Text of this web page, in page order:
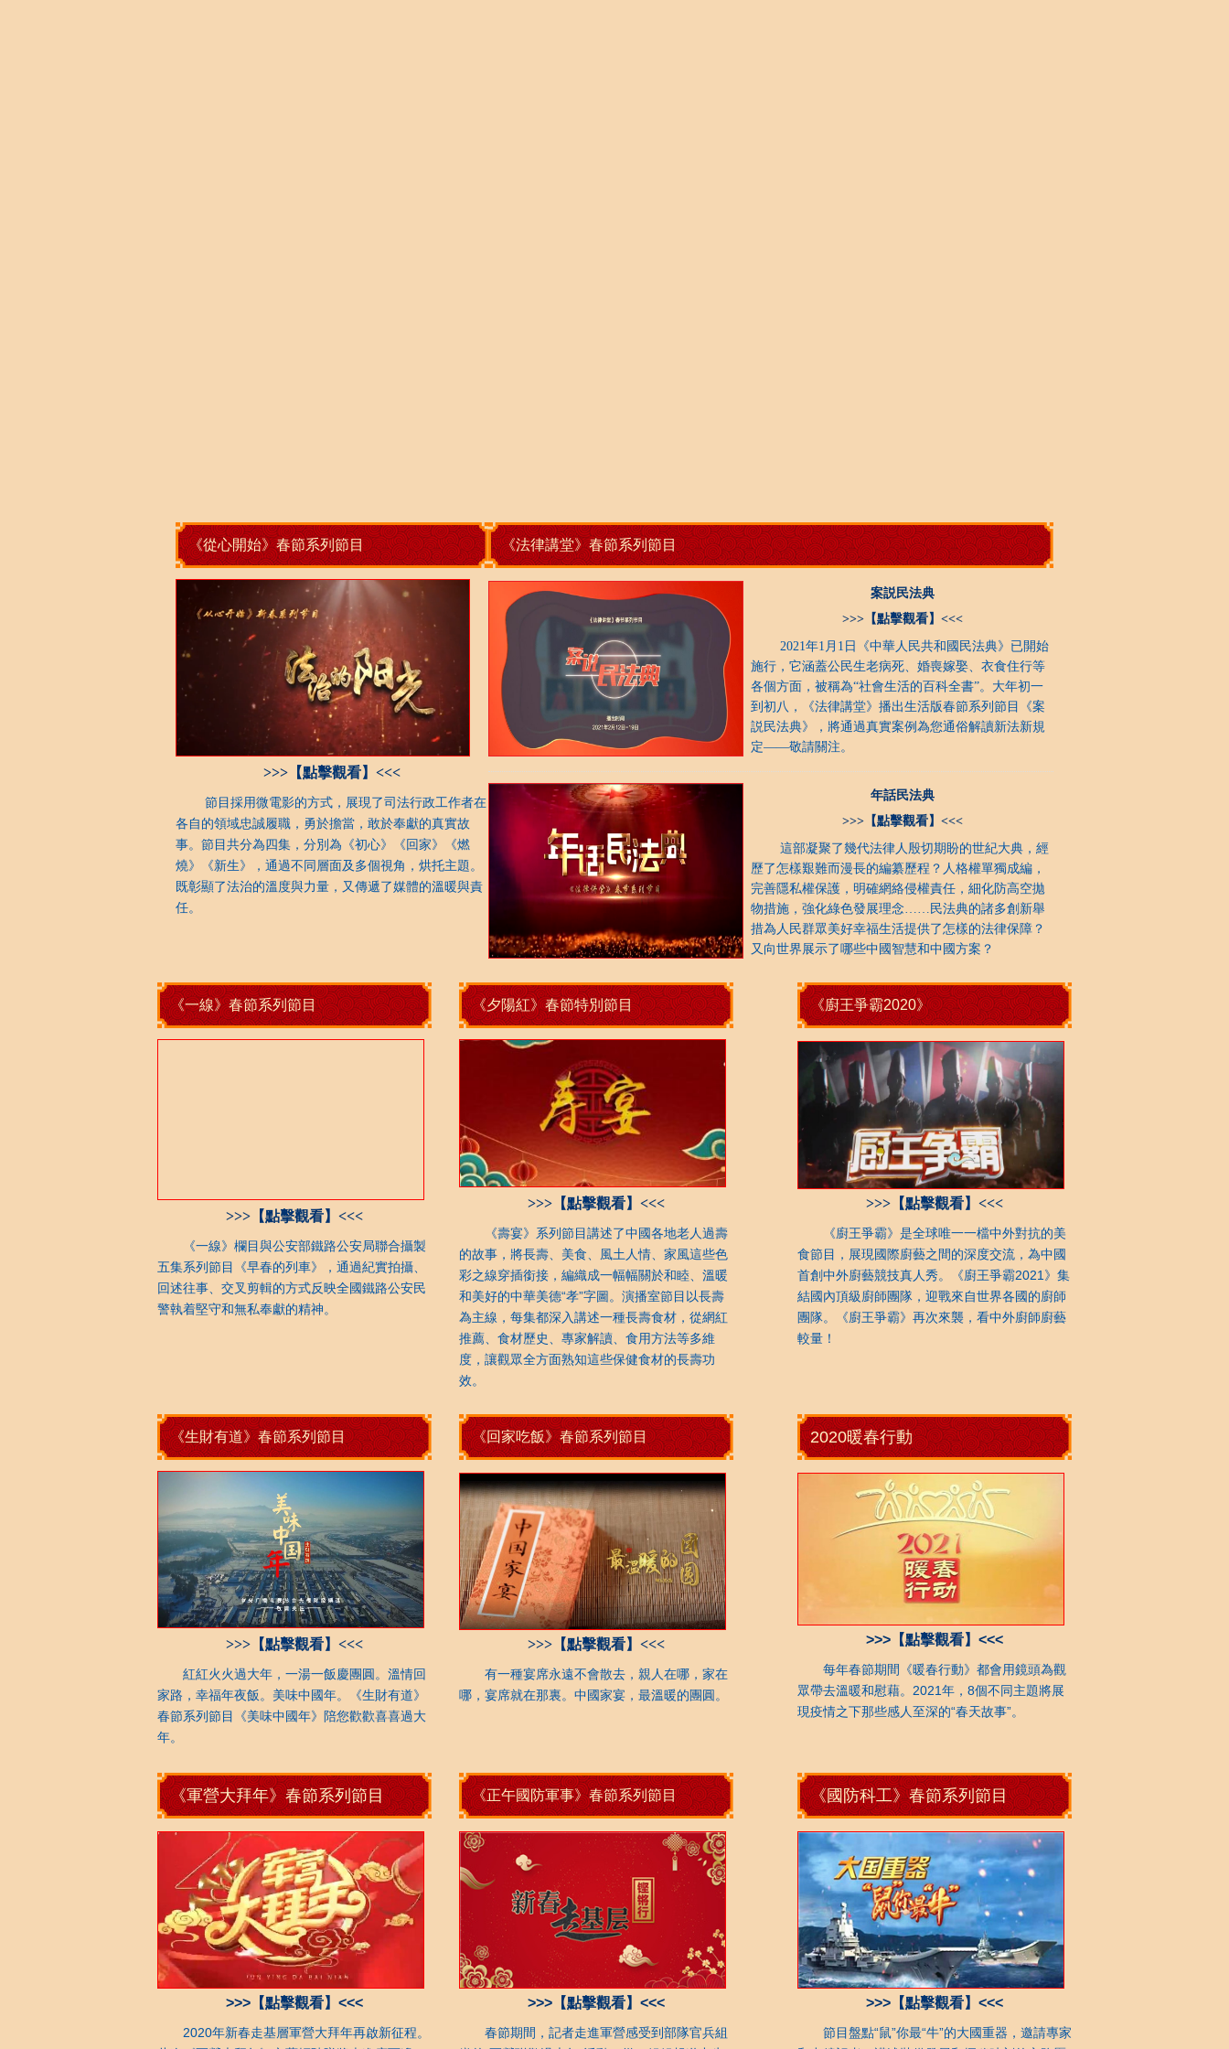
《從心開始》春節系列節目
>>>【點擊觀看】<<<
節目採用微電影的方式，展現了司法行政工作者在
各自的領域忠誠履職，勇於擔當，敢於奉獻的真實故
事。節目共分為四集，分別為《初心》《回家》《燃
燒》《新生》，通過不同層面及多個視角，烘托主題。
既彰顯了法治的溫度與力量，又傳遞了媒體的溫暖與責
任。
《法律講堂》春節系列節目
案説民法典
>>>【點擊觀看】<<<
2021年1月1日《中華人民共和國民法典》已開始
施行，它涵蓋公民生老病死、婚喪嫁娶、衣食住行等
各個方面，被稱為“社會生活的百科全書”。大年初一
到初八，《法律講堂》播出生活版春節系列節目《案
説民法典》，將通過真實案例為您通俗解讀新法新規
定——敬請關注。
年話民法典
>>>【點擊觀看】<<<
這部凝聚了幾代法律人殷切期盼的世紀大典，經
歷了怎樣艱難而漫長的編纂歷程？人格權單獨成編，
完善隱私權保護，明確網絡侵權責任，細化防高空拋
物措施，強化綠色發展理念……民法典的諸多創新舉
措為人民群眾美好幸福生活提供了怎樣的法律保障？
又向世界展示了哪些中國智慧和中國方案？
《一線》春節系列節目
>>>【點擊觀看】<<<
《一線》欄目與公安部鐵路公安局聯合攝製
五集系列節目《早春的列車》，通過紀實拍攝、
回述往事、交叉剪輯的方式反映全國鐵路公安民
警執着堅守和無私奉獻的精神。
《生財有道》春節系列節目
>>>【點擊觀看】<<<
紅紅火火過大年，一湯一飯慶團圓。溫情回
家路，幸福年夜飯。美味中國年。《生財有道》
春節系列節目《美味中國年》陪您歡歡喜喜過大
年。
《軍營大拜年》春節系列節目
>>>【點擊觀看】<<<
2020年新春走基層軍營大拜年再啟新征程。
《夕陽紅》春節特別節目
>>>【點擊觀看】<<<
《壽宴》系列節目講述了中國各地老人過壽
的故事，將長壽、美食、風土人情、家風這些色
彩之線穿插銜接，編織成一幅幅關於和睦、溫暖
和美好的中華美德“孝”字圖。演播室節目以長壽
為主線，每集都深入講述一種長壽食材，從網紅
推薦、食材歷史、專家解讀、食用方法等多維
度，讓觀眾全方面熟知這些保健食材的長壽功
效。
《回家吃飯》春節系列節目
>>>【點擊觀看】<<<
有一種宴席永遠不會散去，親人在哪，家在
哪，宴席就在那裏。中國家宴，最溫暖的團圓。
《正午國防軍事》春節系列節目
>>>【點擊觀看】<<<
春節期間，記者走進軍營感受到部隊官兵組
《廚王爭霸2020》
>>>【點擊觀看】<<<
《廚王爭霸》是全球唯一一檔中外對抗的美
食節目，展現國際廚藝之間的深度交流，為中國
首創中外廚藝競技真人秀。《廚王爭霸2021》集
結國內頂級廚師團隊，迎戰來自世界各國的廚師
團隊。《廚王爭霸》再次來襲，看中外廚師廚藝
較量！
2020暖春行動
>>>【點擊觀看】<<<
每年春節期間《暖春行動》都會用鏡頭為觀
眾帶去溫暖和慰藉。2021年，8個不同主題將展
現疫情之下那些感人至深的“春天故事”。
《國防科工》春節系列節目
>>>【點擊觀看】<<<
節目盤點“鼠”你最“牛”的大國重器，邀請專家